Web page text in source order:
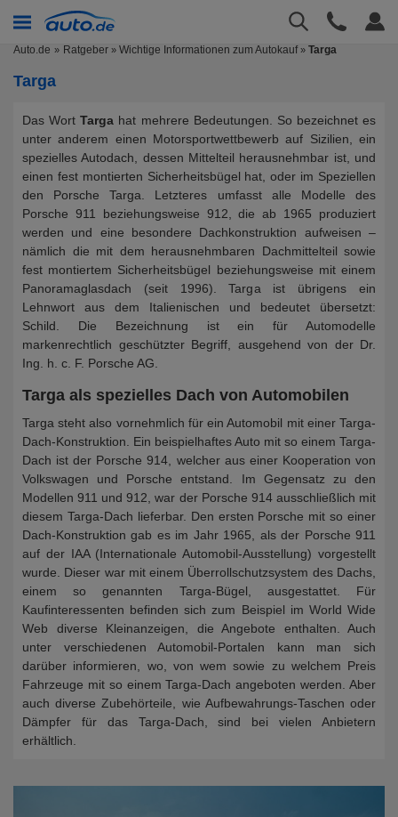
Auto.de Ratgeber » Wichtige Informationen zum Autokauf» Targa
Targa
Das WortTarga hat mehrere Bedeutungen. So bezeichnet es
unter anderem einen Motorsportwettbewerb auf Sizilien, ein
spezielles Autodach, dessen Mittelteil herausnehmbar ist, und
einen fest montierten Sicherheitsbügel hat, oder im Speziellen
den Porsche Targa. Letzteres umfasst alle Modelle des
Porsche 911 beziehungsweise 912, die ab 1965 produziert
werden und eine besondere Dachkonstruktion aufweisen –
nämlich die mit dem herausnehmbaren Dachmittelteil sowie
fest montiertem Sicherheitsbügel beziehungsweise mit einem
Panoramaglasdach (seit 1996). Targa ist übrigens ein
Lehnwort aus dem Italienischen und bedeutet übersetzt:
Schild. Die Bezeichnung ist ein für Automodelle
markenrechtlich geschützter Begriff, ausgehend von der Dr.
Ing. h. c. F. Porsche AG.
Targa als spezielles Dach von Automobilen
Targa steht also vornehmlich für ein Automobil mit einer Targa-
Dach-Konstruktion. Ein beispielhaftes Auto mit so einem Targa-
Dach ist der Porsche 914, welcher aus einer Kooperation von
Volkswagen und Porsche entstand. Im Gegensatz zu den
Modellen 911 und 912, war der Porsche 914 ausschließlich mit
diesem Targa-Dach lieferbar. Den ersten Porsche mit so einer
Dach-Konstruktion gab es im Jahr 1965, als der Porsche 911
auf der IAA (Internationale Automobil-Ausstellung) vorgestellt
wurde. Dieser war mit einem Überrollschutzsystem des Dachs,
einem so genannten Targa-Bügel, ausgestattet. Für
Kaufinteressenten befinden sich zum Beispiel im World Wide
Web diverse Kleinanzeigen, die Angebote enthalten. Auch
unter verschiedenen Automobil-Portalen kann man sich
darüber informieren, wo, von wem sowie zu welchem Preis
Fahrzeuge mit so einem Targa-Dach angeboten werden. Aber
auch diverse Zubehörteile, wie Aufbewahrungs-Taschen oder
Dämpfer für das Targa-Dach, sind bei vielen Anbietern
erhältlich.